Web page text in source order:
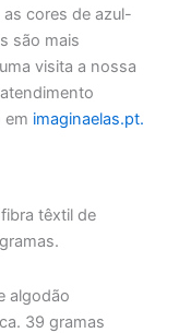
cores de azul-
são mais
visita a nossa
em imaginaelas.pt.
têxtil de
algodão
39 gramas